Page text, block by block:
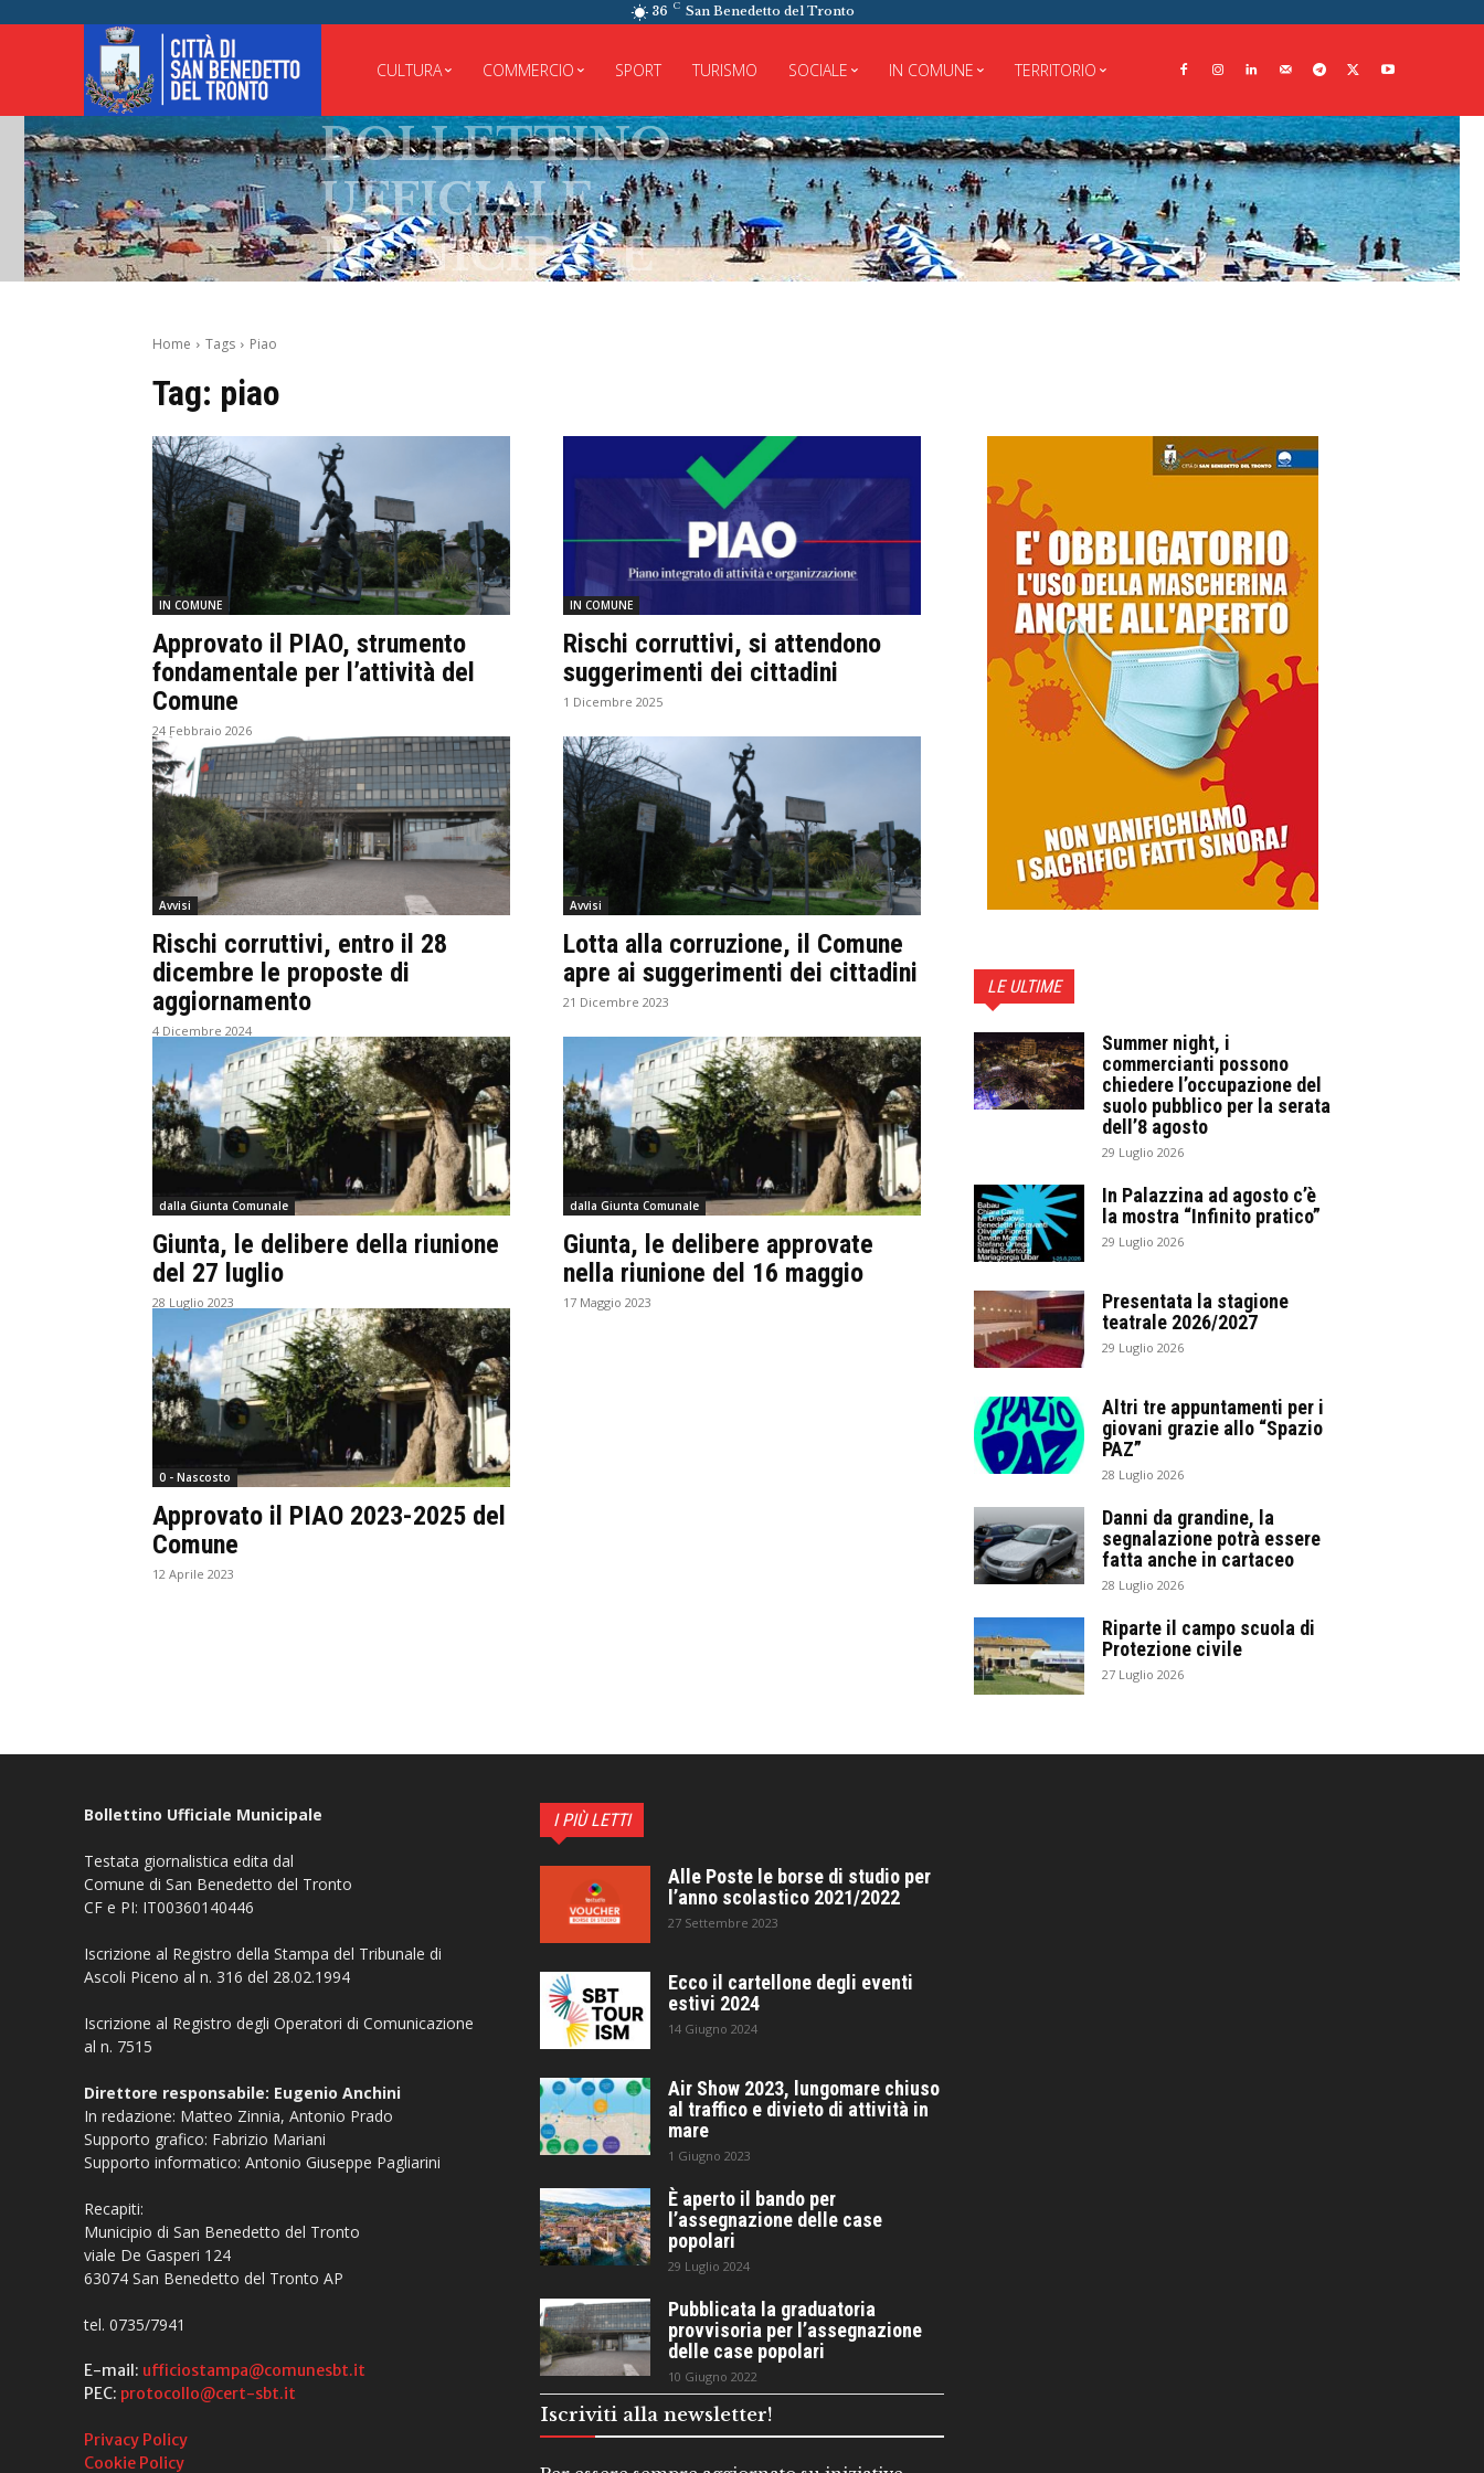
36 C San Benedetto del Tronto
CULTURA COMMERCIO SPORT TURISMO SOCIALE IN COMUNE TERRITORIO
BOLLETTINO
UFFICIALE
MUNICIPALE
Home Tags Piao
Tag: piao
IN COMUNE
Approvato il PIAO, strumento
fondamentale per l’attività del
Comune
24 Febbraio 2026
IN COMUNE
Rischi corruttivi, si attendono
suggerimenti dei cittadini
1 Dicembre 2025
Avvisi
Rischi corruttivi, entro il 28
dicembre le proposte di
aggiornamento
4 Dicembre 2024
Avvisi
Lotta alla corruzione, il Comune
apre ai suggerimenti dei cittadini
21 Dicembre 2023
dalla Giunta Comunale
Giunta, le delibere della riunione
del 27 luglio
28 Luglio 2023
dalla Giunta Comunale
Giunta, le delibere approvate
nella riunione del 16 maggio
17 Maggio 2023
0 - Nascosto
Approvato il PIAO 2023-2025 del
Comune
12 Aprile 2023
LE ULTIME
Summer night, i
commercianti possono
chiedere l’occupazione del
suolo pubblico per la serata
dell’8 agosto
29 Luglio 2026
In Palazzina ad agosto c’è
la mostra “Infinito pratico”
29 Luglio 2026
Presentata la stagione
teatrale 2026/2027
29 Luglio 2026
Altri tre appuntamenti per i
giovani grazie allo “Spazio
PAZ”
28 Luglio 2026
Danni da grandine, la
segnalazione potrà essere
fatta anche in cartaceo
28 Luglio 2026
Riparte il campo scuola di
Protezione civile
27 Luglio 2026
Bollettino Ufficiale Municipale
Testata giornalistica edita dal
Comune di San Benedetto del Tronto
CF e PI: IT00360140446
Iscrizione al Registro della Stampa del Tribunale di
Ascoli Piceno al n. 316 del 28.02.1994
Iscrizione al Registro degli Operatori di Comunicazione
al n. 7515
Direttore responsabile: Eugenio Anchini
In redazione: Matteo Zinnia, Antonio Prado
Supporto grafico: Fabrizio Mariani
Supporto informatico: Antonio Giuseppe Pagliarini
Recapiti:
Municipio di San Benedetto del Tronto
viale De Gasperi 124
63074 San Benedetto del Tronto AP
tel. 0735/7941
E-mail: ufficiostampa@comunesbt.it
PEC: protocollo@cert-sbt.it
Privacy Policy
Cookie Policy
I PIÙ LETTI
Alle Poste le borse di studio per
l’anno scolastico 2021/2022
27 Settembre 2023
Ecco il cartellone degli eventi
estivi 2024
14 Giugno 2024
Air Show 2023, lungomare chiuso
al traffico e divieto di attività in
mare
1 Giugno 2023
È aperto il bando per
l’assegnazione delle case
popolari
29 Luglio 2024
Pubblicata la graduatoria
provvisoria per l’assegnazione
delle case popolari
10 Giugno 2022
Iscriviti alla newsletter!